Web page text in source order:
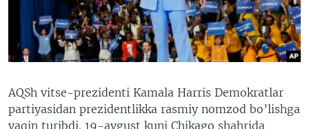
XABARLAR SURATLARDA
ODNOKLASSNIKI
TELEGRAM
TWITTER
SOUNDCLOUD
VOA
AQSh vitse-prezidenti Kamala Harris Demokratlar
partiyasidan prezidentlikka rasmiy nomzod bo’lishga
yaqin turibdi. 19-avgust kuni Chikago shahrida